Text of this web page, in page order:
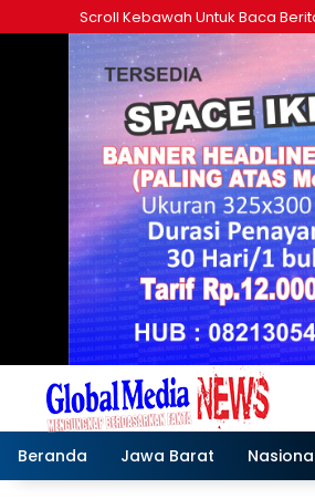
ke
Scroll Kebawah Untuk Baca
Beranda Jawa Barat